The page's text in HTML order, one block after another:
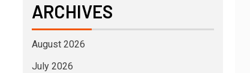
ARCHIVES
August 2026
July 2026